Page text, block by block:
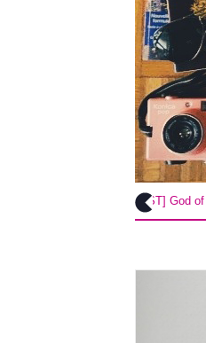
[TEST] God of War sur PS4 ! ..